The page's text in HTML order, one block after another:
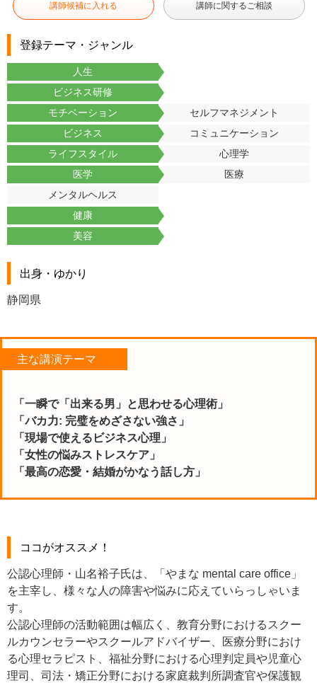
講師候補に入れる 講師に関するご相談
登録テーマ・ジャンル
人生
ビジネス研修
モチベーション
セルフマネジメント
ビジネス
コミュニケーション
ライフスタイル
心理学
医学
医療
メンタルヘルス
健康
美容
出身・ゆかり
静岡県
主な講演テーマ
「 一瞬で「出来る男」と思わせる心理術」
「バカ力: 完璧をめざさない強さ」
「現場で使えるビジネス心理」
「女性の悩みストレスケア」
「最高の恋愛・結婚がかなう話し方」
ココがオススメ！
公認心理師・山名裕子氏は、「やまな mental care office」
を主宰し、様々な人の障害や悩みに応えていらっしゃいま
す。
公認心理師の活動範囲は幅広く、教育分野におけるスクー
ルカウンセラーやスクールアドバイザー、医療分野におけ
る心理セラピスト、福祉分野における心理判定員や児童心
理司、司法・矯正分野における家庭裁判所調査官や保護観